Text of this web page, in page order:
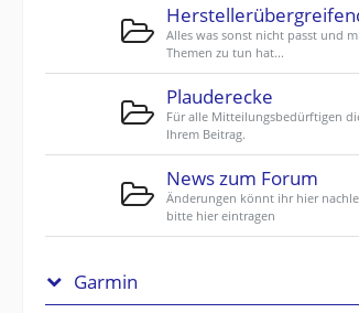
Alles was sonst nicht passt und
Themen zu tun hat...
Plauderecke
Für alle Mitteilungsbedürftigen
Ihrem Beitrag.
News zum Forum
Änderungen könnt ihr hier
bitte hier eintragen
Garmin